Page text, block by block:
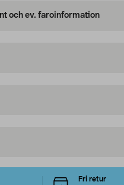
och ev. faroinformation
Fri retur